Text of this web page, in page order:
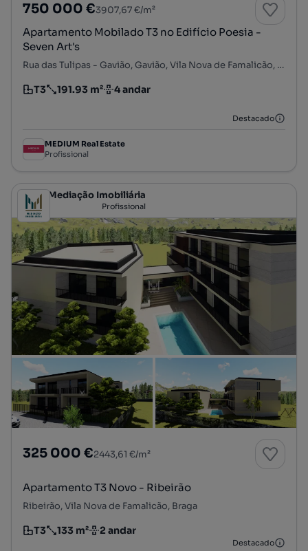
750 000 €3907,67 €/m²
Apartamento Mobilado T3 no Edifício Poesia -
Seven Art's
Rua das Tulipas - Gavião, Gavião, Vila Nova de Famalicão, Braga
Tipologia
T3
Preço por metro quadrado
191.93 m²
Andar 4 andar
Destacado
MEDIUM Real Estate
Profissional
MRV - Mediação Imobiliária
Profissional
325 000 €2443,61 €/m²
Apartamento T3 Novo - Ribeirão
Ribeirão, Vila Nova de Famalicão, Braga
Tipologia
T3
Preço por metro quadrado
133 m²
Andar 2 andar
Destacado